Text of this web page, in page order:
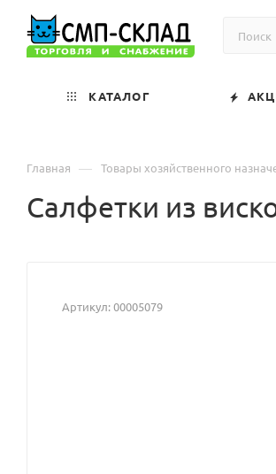
КАТАЛОГ
Главная — Товары хозяйственного
Салфетки из
Артикул:00005079